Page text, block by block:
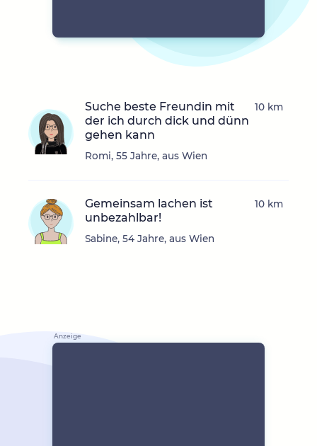
Suche beste Freundin mit
der ich durch dick und dünn
gehen kann
Romi, 55 Jahre, aus Wien
10 km
Gemeinsam lachen ist
unbezahlbar!
Sabine, 54 Jahre, aus Wien
10 km